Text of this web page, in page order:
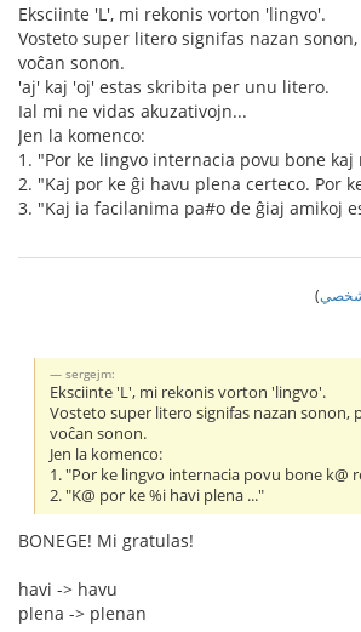
Eksciinte 'L', mi rekonis vorton 'lingvo'.
Vosteto super litero signifas nazan
voĉan sonon.
'aj' kaj 'oj' estas skribita per unu litero.
Ial mi ne vidas akuzativojn...
Jen la komenco:
1. "Por ke lingvo internacia povu bone
2. "Kaj por ke ĝi havu plena certeco. Por
3. "Kaj ia facilanima pa#o de ĝiaj amikoj
)
sergejm:
Eksciinte 'L', mi rekonis vorton 'lingvo'.
Vosteto super litero signifas nazan sonon,
voĉan sonon.
Jen la komenco:
1. "Por ke lingvo internacia povu bone k@
2. "K@ por ke %i havi plena ..."
BONEGE! Mi gratulas!
havi -> havu
plena -> plenan